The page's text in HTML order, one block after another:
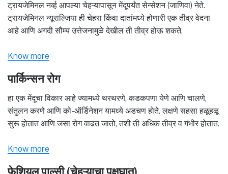
ट्रायजेमिनल नर्व्ह आपल्या चेहऱ्यापासून मेंदूपर्यंत सेन्सेशन (जाणिवा) नेते.
ट्रायजेमिनल न्यूराल्जिया ही चेहरा किंवा दातांमध्ये होणारी एक तीव्र वेदना
आहे आणि अगदी सौम्य उत्तेजनामुळे देखील ती तीव्र होऊ शकते.
Know more
पार्किन्सन रोग
हा एक मेंदूचा विकार आहे ज्यामध्ये थरथरणे, कडकपणा येणे आणि चालणे,
संतुलन करणे आणि को-ऑर्डिनेशन यामध्ये अडचण होते. लक्षणे सहसा हळूहळू
सुरू होतात आणि जसा रोग वाढत जातो, तशी ती अधिक तीव्र व गंभीर होतात.
Know more